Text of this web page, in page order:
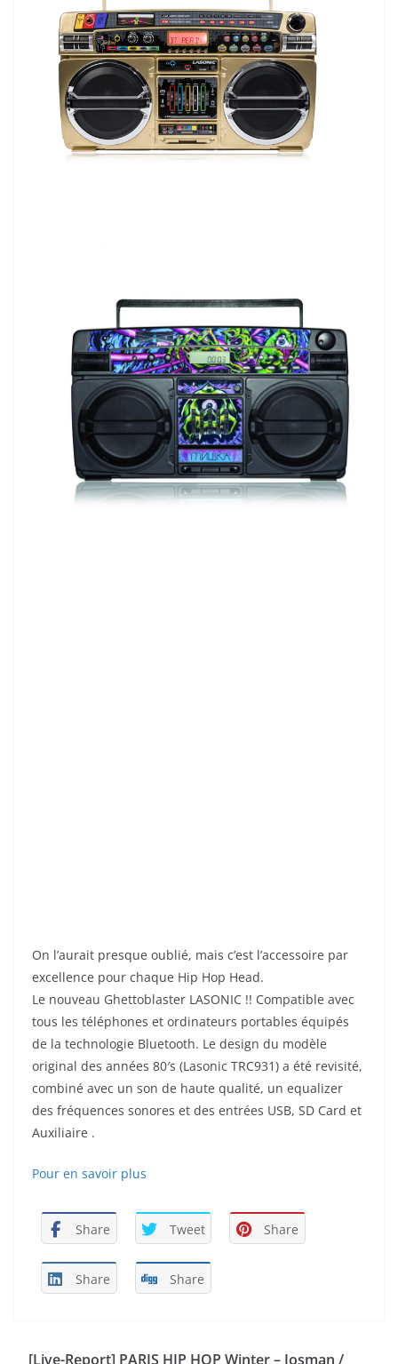
On l’aurait presque oublié, mais c’est l’accessoire par
excellence pour chaque Hip Hop Head.
Le nouveau Ghettoblaster LASONIC !! Compatible avec
tous les téléphones et ordinateurs portables équipés
de la technologie Bluetooth. Le design du modèle
original des années 80′s (Lasonic TRC931) a été revisité,
combiné avec un son de haute qualité, un equalizer
des fréquences sonores et des entrées USB, SD Card et
Auxiliaire .
Pour en savoir plus
Share Tweet Share
Share Share
[Live-Report] PARIS HIP HOP Winter – Josman /